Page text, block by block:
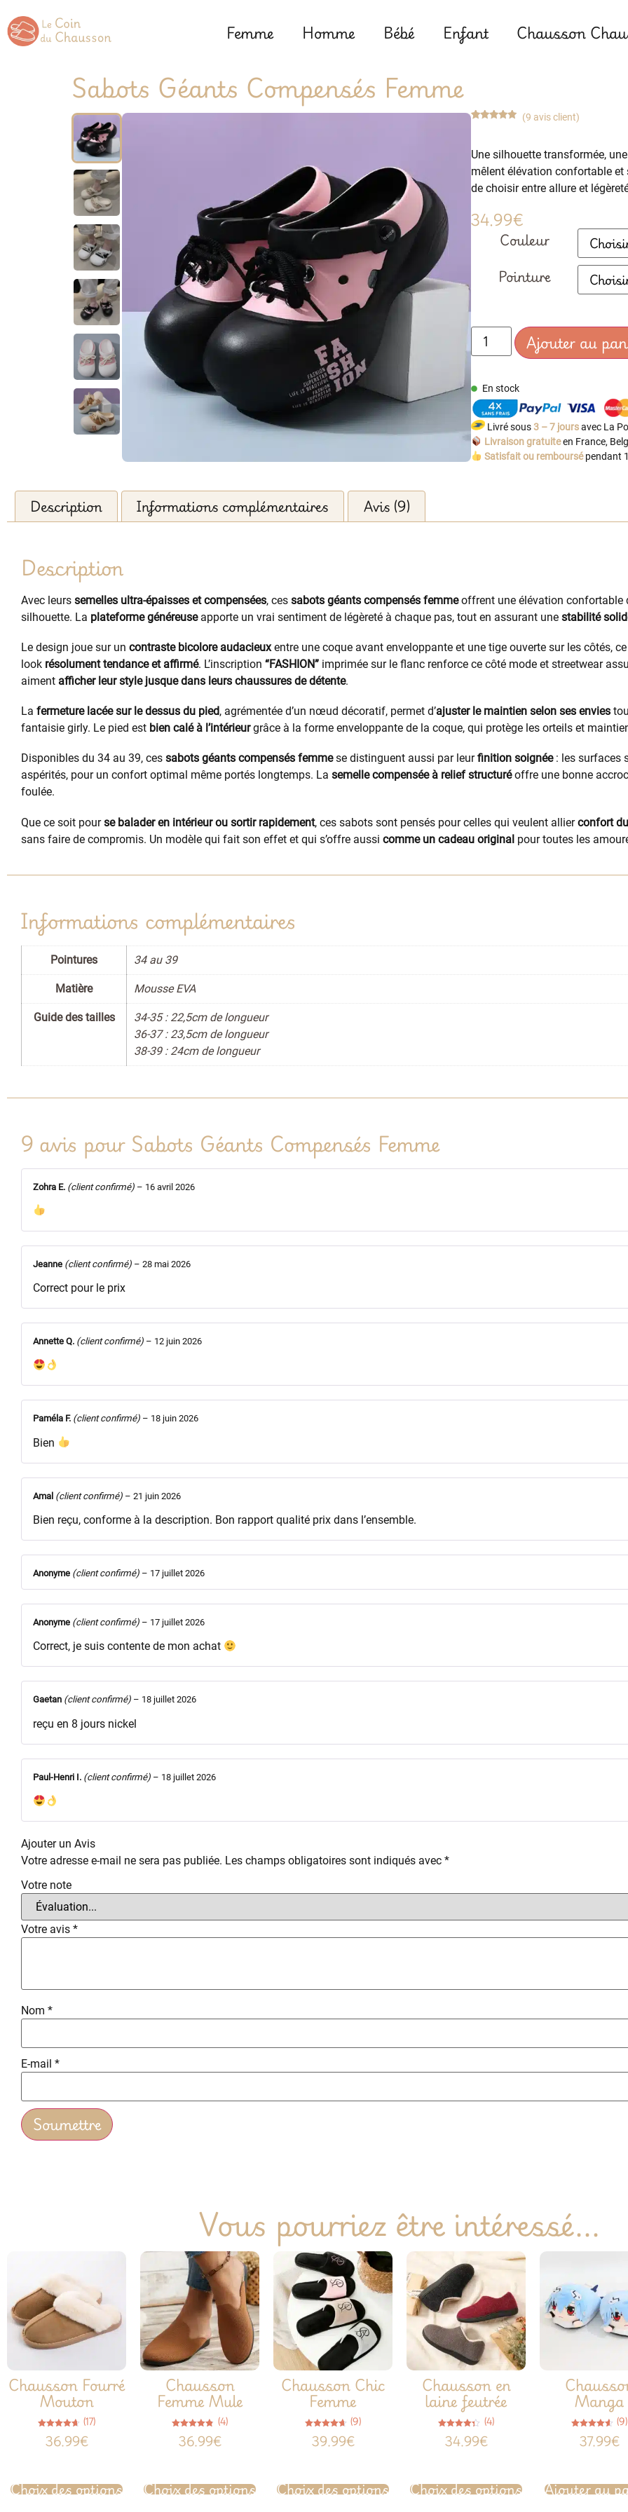
Femme Homme Bébé Enfant Chausson
Sabots Géants Compensés Femme
notations
client
(9 avis client)
Une silhouette transformée,
mêlent élévation confortable
de choisir entre allure et
34.99€
Couleur
Pointure
Ajouter au
En stock
Livré sous3 – 7 joursavec La
Livraison gratuiteen France,
Satisfait ou remboursépendant
Description Informations complémentaires Avis (9)
Description
Avec leurs semelles ultra-épaisses et compensées, ces sabots géants compensés femmeoffrent une élévation confortable
silhouette. La plateforme généreuseapporte un vrai sentiment de légèreté à chaque pas, tout en assurant une stabilité
Le design joue sur un contraste bicolore audacieuxentre une coque avant enveloppante et une tige ouverte sur les côtés,
look résolument tendance et affirmé. L’inscription “FASHION” imprimée sur le flanc renforce ce côté mode et streetwear
aiment afficher leur style jusque dans leurs chaussures de détente.
La fermeture lacée sur le dessus du pied, agrémentée d’un nœud décoratif, permet d’ajuster le maintien selon ses envies
fantaisie girly. Le pied est bien calé à l’intérieurgrâce à la forme enveloppante de la coque, qui protège les orteils et
Disponibles du 34 au 39, ces sabots géants compensés femmese distinguent aussi par leurfinition soignée: les surfaces
aspérités, pour un confort optimal même portés longtemps. La semelle compensée à relief structuréoffre une bonne
foulée.
Que ce soit pourse balader en intérieur ou sortir rapidement, ces sabots sont pensés pour celles qui veulent allierconfort
sans faire de compromis. Un modèle qui fait son effet et qui s’offre aussi comme un cadeau original pour toutes les
Informations complémentaires
Pointures 34 au 39
Matière Mousse EVA
Guide des tailles
34-35 : 22,5cm de longueur
36-37 : 23,5cm de longueur
38-39 : 24cm de longueur
9 avis pour Sabots Géants Compensés Femme
Zohra E. (client confirmé) – 16 avril 2026
Jeanne (client confirmé) – 28 mai 2026
Correct pour le prix
Annette Q. (client confirmé) – 12 juin 2026
Paméla F. (client confirmé) – 18 juin 2026
Bien
Amal (client confirmé) – 21 juin 2026
Bien reçu, conforme à la description. Bon rapport qualité prix dans l’ensemble.
Anonyme (client confirmé) – 17 juillet 2026
Anonyme (client confirmé) – 17 juillet 2026
Correct, je suis contente de mon achat
Gaetan (client confirmé) – 18 juillet 2026
reçu en 8 jours nickel
Paul-Henri I. (client confirmé) – 18 juillet 2026
Ajouter un Avis
Votre adresse e-mail ne sera pas publiée. Les champs obligatoires sont indiqués avec *
Votre note
Votre avis *
Nom *
E-mail *
Vous pourriez être intéressé...
Chausson Fourré
Mouton
4.65
sur 5
(17)
36.99€
Choix des options
Chausson
Femme Mule
4.75
sur 5
(4)
36.99€
Choix des options
Chausson Chic
Femme
Note
4.67
sur 5
(9)
39.99€
Choix des options
Chausson en
laine feutrée
4.25
sur 5
(4)
34.99€
Choix des options
Manga
4.56
sur 5
(9)
37.99€
Ajouter au